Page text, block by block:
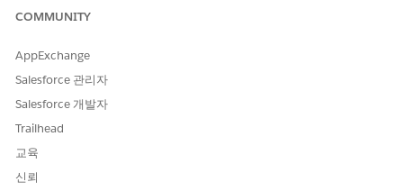
예
대체 배지 요청
시나리오: Emily가 직원 배지를 잃고 건물에 액세스하기 위해 교
COMMUNITY
AppExchange
Salesforce 관리자
Salesforce 개발자
Trailhead
교육
신뢰